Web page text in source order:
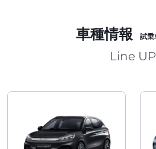
車種情報 試乗
Line UP